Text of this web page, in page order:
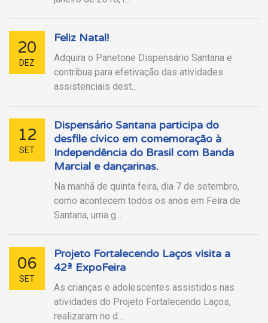
20
DEZ
Feliz Natal!
Adquira o Panetone Dispensário Santana e
contribua para efetivação das atividades
assistenciais dest...
12
SET
Dispensário Santana participa do
desfile cívico em comemoração à
Independência do Brasil com Banda
Marcial e dançarinas.
Na manhã de quinta feira, dia 7 de setembro,
como acontecem todos os anos em Feira de
Santana, uma g...
06
SET
Projeto Fortalecendo Laços visita a
42ª ExpoFeira
As crianças e adolescentes assistidos nas
atividades do Projeto Fortalecendo Laços,
realizaram no d...